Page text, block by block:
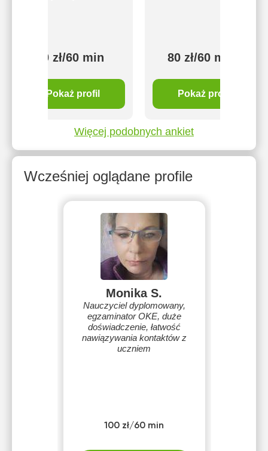
80 zł/60 min
Pokaż profil
80 zł/60 min
Pokaż profil
Więcej podobnych ankiet
Wcześniej oglądane profile
Monika S.
Nauczyciel dyplomowany,
egzaminator OKE, duże
doświadczenie, łatwość
nawiązywania kontaktów z
uczniem
100 zł/60 min